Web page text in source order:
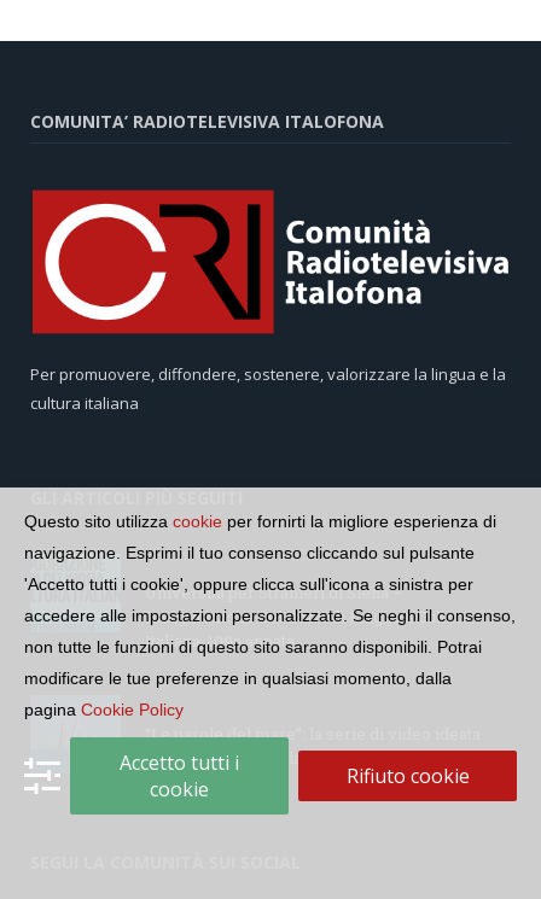
COMUNITA’ RADIOTELEVISIVA ITALOFONA
Per promuovere, diffondere, sostenere, valorizzare la lingua e la
cultura italiana
Università per Stranieri di Siena –
Inaugurazione dei Corsi di Lingua e Cultura
Italiana, 109a annata
“Le parole del mare”: la serie di video ideata
dall’Accademia della Crusca e dalla Lega Navale
italiana
Questo sito utilizza cookie per fornirti la migliore esperienza di
navigazione. Esprimi il tuo consenso cliccando sul pulsante
'Accetto tutti i cookie', oppure clicca sull'icona a sinistra per
accedere alle impostazioni personalizzate. Se neghi il consenso,
non tutte le funzioni di questo sito saranno disponibili. Potrai
modificare le tue preferenze in qualsiasi momento, dalla
pagina Cookie Policy
Accetto tutti i
cookie
Rifiuto cookie